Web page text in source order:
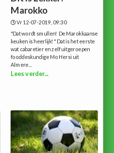
Marokko
Vr 12-07-2019, 09:30
"Dat wordt smullen! De Marokkaanse
keuken is heerlijk!" Dat is het eerste
wat cabaretier en zelf uitgeroepen
fooddeskundige Mo Hersi uit
Almere...
Lees verder...